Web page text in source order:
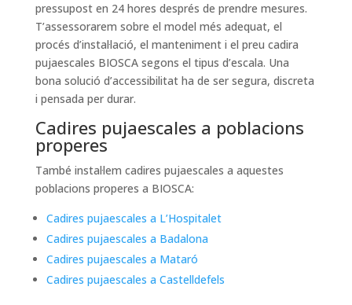
pressupost en 24 hores després de prendre mesures.
T’assessorarem sobre el model més adequat, el
procés d’instal·lació, el manteniment i el preu cadira
pujaescales BIOSCA segons el tipus d’escala. Una
bona solució d’accessibilitat ha de ser segura, discreta
i pensada per durar.
Cadires pujaescales a poblacions
properes
També instal·lem cadires pujaescales a aquestes
poblacions properes a BIOSCA:
Cadires pujaescales a L’Hospitalet
Cadires pujaescales a Badalona
Cadires pujaescales a Mataró
Cadires pujaescales a Castelldefels